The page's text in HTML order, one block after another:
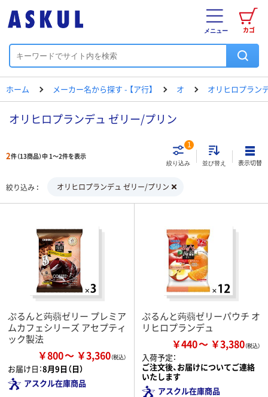
カゴ
メニュー
ホーム メーカー名から探す - 【ア行】 オ オリヒロプラン
オリヒロプランデュ ゼリー/プリン
2件（13商品）中 1～2件を表示
絞り込み
1
並び替え 表示切替
絞り込み オリヒロプランデュ ゼリー/プリン
ぷるんと蒟蒻ゼリー プレミア
ムカフェシリーズ アセプティ
ック製法
￥800 ￥3,360
お届け日：8月9日（日）
アスクル在庫商品
ぷるんと蒟蒻ゼリーパウチ オ
リヒロプランデュ
￥440 ￥3,380
入荷予定：
ご注文後、お届けについてご連絡
いたします
アスクル在庫商品